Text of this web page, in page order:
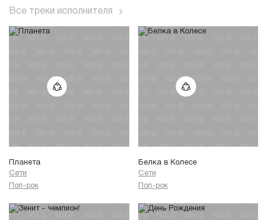
Все треки исполнителя
Планета
Сети
Поп-рок
Белка в Колесе
Сети
Поп-рок